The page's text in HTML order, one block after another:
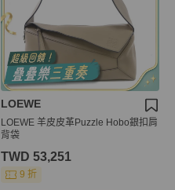
LOEWE
LOEWE 羊皮皮革Puzzle Hobo銀扣肩
背袋
TWD 53,251
9 折